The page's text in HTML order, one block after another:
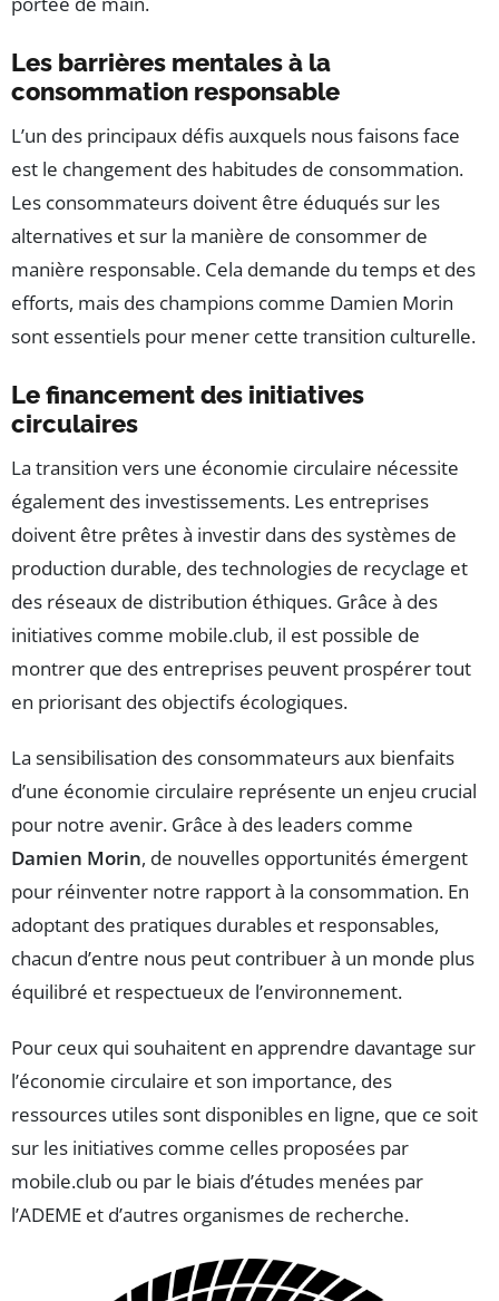
Les barrières mentales à la
consommation responsable
L’un des principaux défis auxquels nous faisons face
est le changement des habitudes de consommation.
Les consommateurs doivent être éduqués sur les
alternatives et sur la manière de consommer de
manière responsable. Cela demande du temps et des
efforts, mais des champions comme Damien Morin
sont essentiels pour mener cette transition culturelle.
Le financement des initiatives
circulaires
La transition vers une économie circulaire nécessite
également des investissements. Les entreprises
doivent être prêtes à investir dans des systèmes de
production durable, des technologies de recyclage et
des réseaux de distribution éthiques. Grâce à des
initiatives comme mobile.club, il est possible de
montrer que des entreprises peuvent prospérer tout
en priorisant des objectifs écologiques.
La sensibilisation des consommateurs aux bienfaits
d’une économie circulaire représente un enjeu crucial
pour notre avenir. Grâce à des leaders comme
Damien Morin, de nouvelles opportunités émergent
pour réinventer notre rapport à la consommation. En
adoptant des pratiques durables et responsables,
chacun d’entre nous peut contribuer à un monde plus
équilibré et respectueux de l’environnement.
Pour ceux qui souhaitent en apprendre davantage sur
l’économie circulaire et son importance, des
ressources utiles sont disponibles en ligne, que ce soit
sur les initiatives comme celles proposées par
mobile.club ou par le biais d’études menées par
l’ADEME et d’autres organismes de recherche.